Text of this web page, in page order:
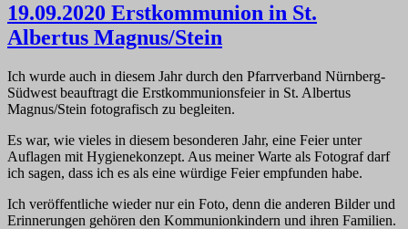
19.09.2020 Erstkommunion in St.
Albertus Magnus/Stein
Ich wurde auch in diesem Jahr durch den Pfarrverband Nürnberg-
Südwest beauftragt die Erstkommunionsfeier in St. Albertus
Magnus/Stein fotografisch zu begleiten.
Es war, wie vieles in diesem besonderen Jahr, eine Feier unter
Auflagen mit Hygienekonzept. Aus meiner Warte als Fotograf darf
ich sagen, dass ich es als eine würdige Feier empfunden habe.
Ich veröffentliche wieder nur ein Foto, denn die anderen Bilder und
Erinnerungen gehören den Kommunionkindern und ihren Familien.